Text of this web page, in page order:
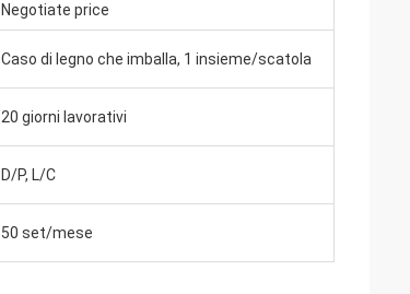
Negotiate price
Caso di legno che imballa, 1 insieme/scatola
20 giorni lavorativi
D/P, L/C
50 set/mese